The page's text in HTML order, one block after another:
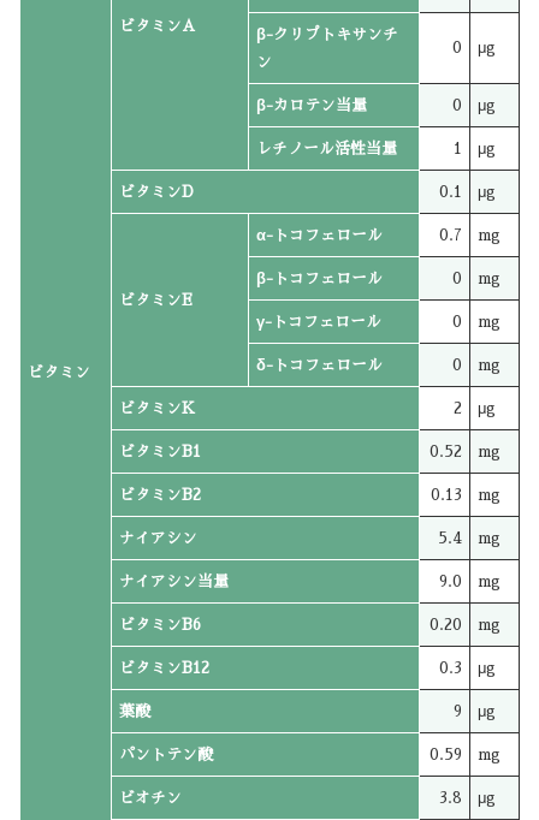
ビタミン
ビタミンA
β-クリプトキサンチ
ン
0 μg
β-カロテン当量 0 μg
レチノール活性当量 1 μg
ビタミンD 0.1 μg
ビタミンE
α-トコフェロール 0.7 mg
β-トコフェロール 0 mg
γ-トコフェロール 0 mg
δ-トコフェロール 0 mg
ビタミンK 2 μg
ビタミンB1 0.52 mg
ビタミンB2 0.13 mg
ナイアシン 5.4 mg
ナイアシン当量 9.0 mg
ビタミンB6 0.20 mg
ビタミンB12 0.3 μg
葉酸 9 μg
パントテン酸 0.59 mg
ビオチン 3.8 μg